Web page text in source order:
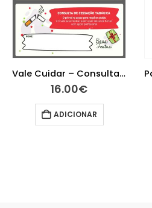
Vale Cuidar – Consulta de Cessação Tabágica
16.00€
ADICIONAR